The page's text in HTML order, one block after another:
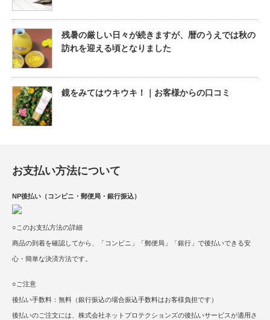
残暑の厳しい日々が続きますが、暦のうえでは秋の
訪れを迎える頃となりました
鏡をみてはウキウキ！｜お客様からの口コミ
お支払い方法について
NP後払い（コンビニ・郵便局・銀行振込）
○このお支払方法の詳細
商品の到着を確認してから、「コンビニ」「郵便局」「銀行」で後払いできる安
心・簡単な決済方法です。
○ご注意
後払い手数料：無料（銀行振込の場合振込手数料はお客様負担です）
後払いのご注文には、株式会社ネットプロテクションズの後払いサービスが適用さ